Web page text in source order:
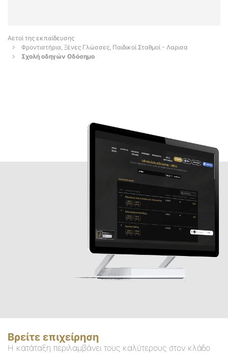
Αετοί της εκπαίδευσης
Φροντιστήρια, Ξένες Γλώσσες, Παιδικοί Σταθμοί - Λαρισα
Σχολή οδηγών Οδόσημο
Βρείτε επιχείρηση
Η κατάταξη περιλαμβάνει τους καλύτερους στον κλάδο